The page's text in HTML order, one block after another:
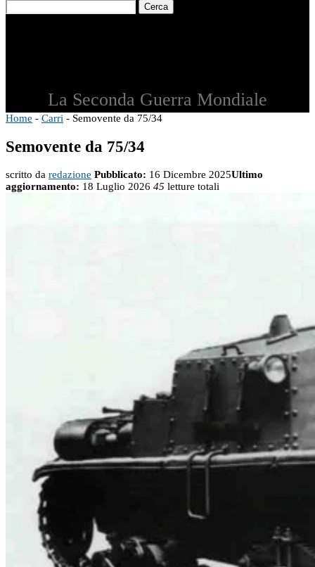
Cerca
La Seconda Guerra Mondiale
Home - Carri - Semovente da 75/34
Semovente da 75/34
scritto da redazione Pubblicato: 16 Dicembre 2025Ultimo
aggiornamento: 18 Luglio 2026 45 letture totali